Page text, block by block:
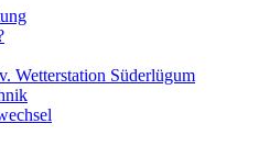
Wetterstation Süderlügum